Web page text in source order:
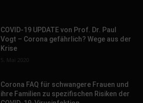
COVID-19 UPDATE von Prof. Dr. Paul
Vogt – Corona gefährlich? Wege aus der
Krise
5. Mai 2020
Corona FAQ für schwangere Frauen und
ihre Familien zu spezifischen Risiken der